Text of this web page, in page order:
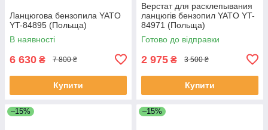
Ланцюгова бензопила YATO
YT-84895 (Польща)
В наявності
6 630 ₴ 7 800 ₴
Купити
Верстат для расклепывания
ланцюгів бензопил YATO YT-
84971 (Польща)
Готово до відправки
2 975 ₴ 3 500 ₴
Купити
–15% –15%